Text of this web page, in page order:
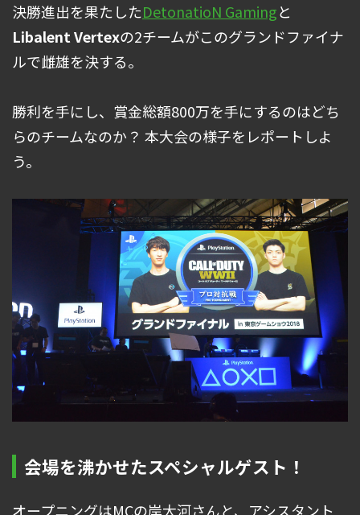
決勝進出を果たしたDetonatioN Gamingと
Libalent Vertexの2チームがこのグランドファイナ
ルで雌雄を決する。
勝利を手にし、賞金総額800万を手にするのはどち
らのチームなのか？ 本大会の様子をレポートしよ
う。
会場を沸かせたスペシャルゲスト！
オープニングはMCの岸大河さんと、アシスタント